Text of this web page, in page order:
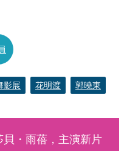
影展 花明渡 郭曉東
・雨蓓，主演新片